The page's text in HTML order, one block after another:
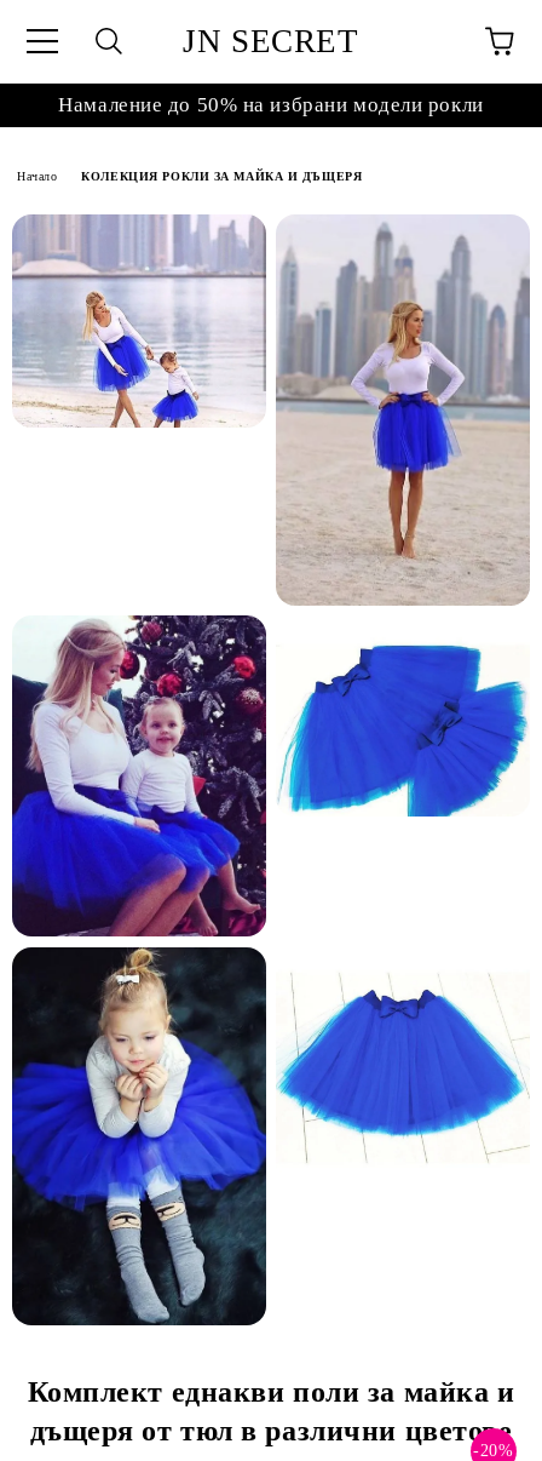
JN SECRET
и по лични мерки
Намаление до 50% на избрани модели рокли
Начало КОЛЕКЦИЯ РОКЛИ ЗА МАЙКА И ДЪЩЕРЯ
Комплект еднакви поли за майка и
дъщеря от тюл в различни цветове
-20%